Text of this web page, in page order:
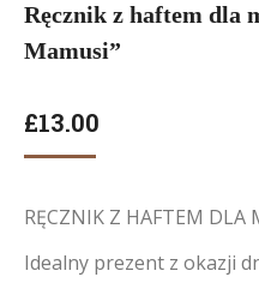
Ręcznik z haftem dla
Mamusi”
£13.00
RĘCZNIK Z HAFTEM DLA
Idealny prezent z okazji